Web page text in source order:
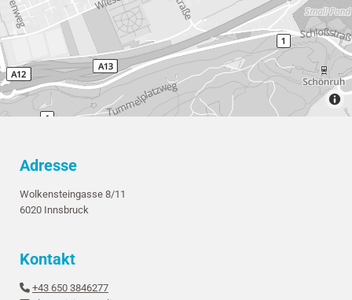
Adresse
Wolkensteingasse 8/11
6020 Innsbruck
Kontakt
 +43 650 3846277